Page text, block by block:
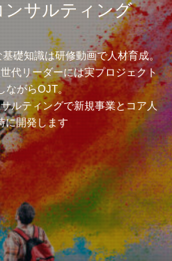
ンサルティング
礎知識は研修動画で人材育成。
代リーダーには実プロジェクト
ながらOJT。
ルティングで新規事業とコア人
に開発します